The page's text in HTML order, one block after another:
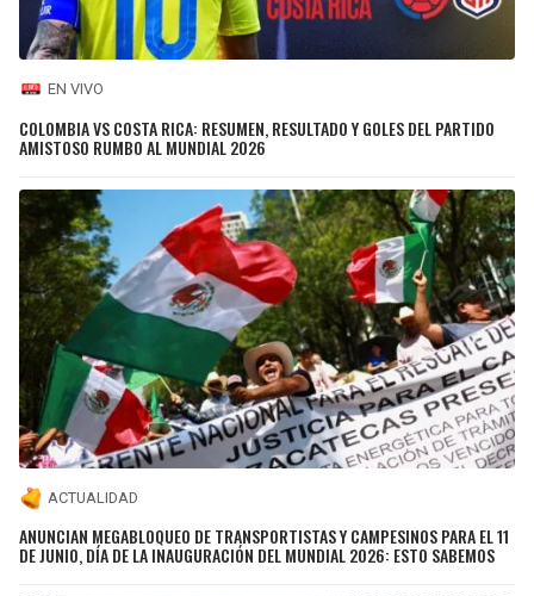
EN VIVO
COLOMBIA VS COSTA RICA: RESUMEN, RESULTADO Y GOLES DEL PARTIDO
AMISTOSO RUMBO AL MUNDIAL 2026
ACTUALIDAD
ANUNCIAN MEGABLOQUEO DE TRANSPORTISTAS Y CAMPESINOS PARA EL 11
DE JUNIO, DÍA DE LA INAUGURACIÓN DEL MUNDIAL 2026: ESTO SABEMOS